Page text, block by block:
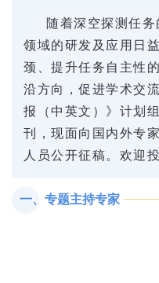
随着深空探测任
领域的研发及应用日
颈、提升任务自主性
沿方向，促进学术交
报（中英文）》计划
刊，现面向国内外专
人员公开征稿。欢迎
一、专题主持专家